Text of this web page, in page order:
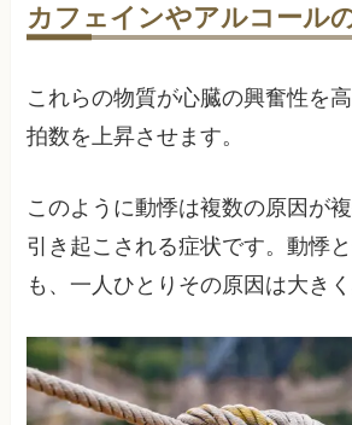
カフェインやアルコール
これらの物質が心臓の興奮性を
拍数を上昇させます。
このように動悸は複数の原因が
引き起こされる症状です。動悸
も、一人ひとりその原因は大きく